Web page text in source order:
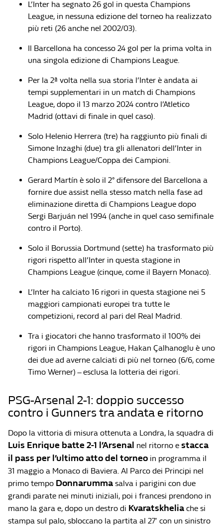
L’Inter ha segnato 26 gol in questa Champions
League, in nessuna edizione del torneo ha realizzato
più reti (26 anche nel 2002/03).
Il Barcellona ha concesso 24 gol per la prima volta in
una singola edizione di Champions League.
Per la 2ª volta nella sua storia l’Inter è andata ai
tempi supplementari in un match di Champions
League, dopo il 13 marzo 2024 contro l’Atletico
Madrid (ottavi di finale in quel caso).
Solo Helenio Herrera (tre) ha raggiunto più finali di
Simone Inzaghi (due) tra gli allenatori dell’Inter in
Champions League/Coppa dei Campioni.
Gerard Martín è solo il 2° difensore del Barcellona a
fornire due assist nella stesso match nella fase ad
eliminazione diretta di Champions League dopo
Sergi Barjuán nel 1994 (anche in quel caso semifinale
contro il Porto).
Solo il Borussia Dortmund (sette) ha trasformato più
rigori rispetto all’Inter in questa stagione in
Champions League (cinque, come il Bayern Monaco).
L’Inter ha calciato 16 rigori in questa stagione nei 5
maggiori campionati europei tra tutte le
competizioni, record al pari del Real Madrid.
Tra i giocatori che hanno trasformato il 100% dei
rigori in Champions League, Hakan Çalhanoglu è uno
dei due ad averne calciati di più nel torneo (6/6, come
Timo Werner) – esclusa la lotteria dei rigori.
PSG-Arsenal 2-1: doppio successo
contro i Gunners tra andata e ritorno
Dopo la vittoria di misura ottenuta a Londra, la squadra di
Luis Enrique batte 2-1 l’Arsenal nel ritorno e stacca
il pass per l’ultimo atto del torneo in programma il
31 maggio a Monaco di Baviera. Al Parco dei Principi nel
primo tempo Donnarumma salva i parigini con due
grandi parate nei minuti iniziali, poi i francesi prendono in
mano la gara e, dopo un destro di Kvaratskhelia che si
stampa sul palo, sbloccano la partita al 27′ con un sinistro